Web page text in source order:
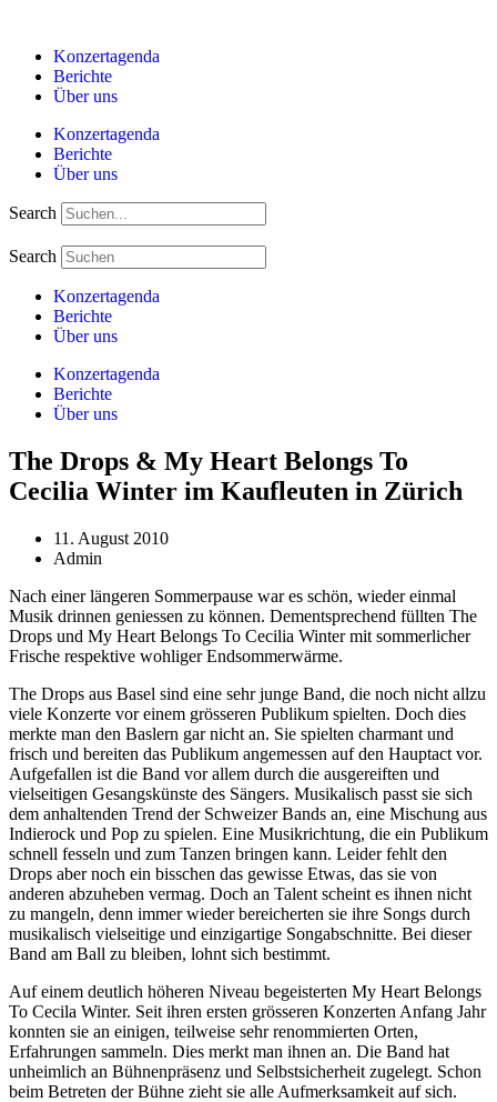
springenKonzertagenda
Berichte
Über uns
Konzertagenda
Berichte
Über uns
Search
Search
Konzertagenda
Berichte
Über uns
Konzertagenda
Berichte
Über uns
The Drops & My Heart Belongs To
Cecilia Winter im Kaufleuten in Zürich
11. August 2010
Admin
Nach einer längeren Sommerpause war es schön, wieder einmal
Musik drinnen geniessen zu können. Dementsprechend füllten The
Drops und My Heart Belongs To Cecilia Winter mit sommerlicher
Frische respektive wohliger Endsommerwärme.
The Drops aus Basel sind eine sehr junge Band, die noch nicht allzu
viele Konzerte vor einem grösseren Publikum spielten. Doch dies
merkte man den Baslern gar nicht an. Sie spielten charmant und
frisch und bereiten das Publikum angemessen auf den Hauptact vor.
Aufgefallen ist die Band vor allem durch die ausgereiften und
vielseitigen Gesangskünste des Sängers. Musikalisch passt sie sich
dem anhaltenden Trend der Schweizer Bands an, eine Mischung aus
Indierock und Pop zu spielen. Eine Musikrichtung, die ein Publikum
schnell fesseln und zum Tanzen bringen kann. Leider fehlt den
Drops aber noch ein bisschen das gewisse Etwas, das sie von
anderen abzuheben vermag. Doch an Talent scheint es ihnen nicht
zu mangeln, denn immer wieder bereicherten sie ihre Songs durch
musikalisch vielseitige und einzigartige Songabschnitte. Bei dieser
Band am Ball zu bleiben, lohnt sich bestimmt.
Auf einem deutlich höheren Niveau begeisterten My Heart Belongs
To Cecila Winter. Seit ihren ersten grösseren Konzerten Anfang Jahr
konnten sie an einigen, teilweise sehr renommierten Orten,
Erfahrungen sammeln. Dies merkt man ihnen an. Die Band hat
unheimlich an Bühnenpräsenz und Selbstsicherheit zugelegt. Schon
beim Betreten der Bühne zieht sie alle Aufmerksamkeit auf sich.